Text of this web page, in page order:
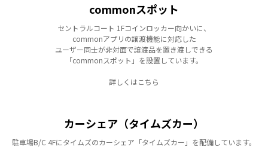
commonスポット
セントラルコート 1Fコインロッカー向かいに、
commonアプリの譲渡機能に対応した
ユーザー同士が非対面で譲渡品を置き渡しできる
「commonスポット」を設置しています。
詳しくはこちら
カーシェア（タイムズカー）
駐車場B/C 4Fにタイムズのカーシェア「タイムズカー」を配備しています。